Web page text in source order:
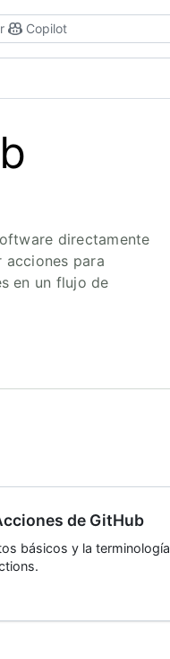
Copilot
directamente
para
en un flujo de
de GitHub
básicos y la terminología